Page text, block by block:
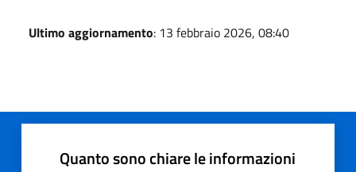
Ultimo aggiornamento: 13 febbraio 2026, 08:40
Quanto sono chiare le informazioni